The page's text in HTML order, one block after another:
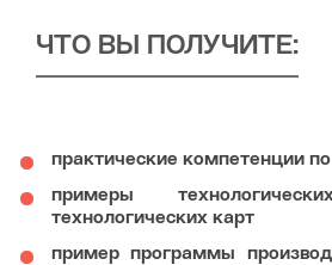
ЧТО ВЫ ПОЛУЧИТЕ:
практические компетенции
примеры
технологических карт
пример программы